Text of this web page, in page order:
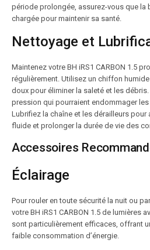
période prolongée, assurez-vous que la
chargée pour maintenir sa santé.
Nettoyage et
Maintenez votre BH iRS1 CARBON 1.5
régulièrement. Utilisez un chiffon
doux pour éliminer la saleté et les débris.
pression qui pourraient endommager
Lubrifiez la chaîne et les dérailleurs
fluide et prolonger la durée de vie des
Accessoires
Éclairage
Pour rouler en toute sécurité la nuit ou
votre BH iRS1 CARBON 1.5 de lumières
sont particulièrement efficaces, offrant
faible consommation d’énergie.